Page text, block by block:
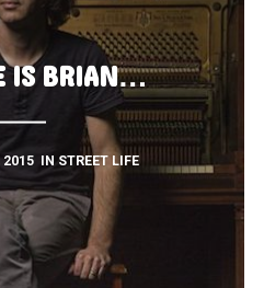
IS BRIAN…
2015 IN STREET LIFE